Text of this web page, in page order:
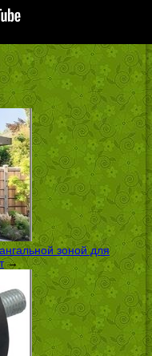
зоной для
→